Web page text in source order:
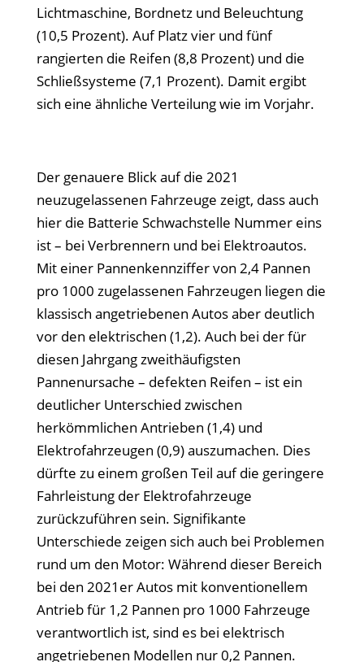
Lichtmaschine, Bordnetz und Beleuchtung
(10,5 Prozent). Auf Platz vier und fünf
rangierten die Reifen (8,8 Prozent) und die
Schließsysteme (7,1 Prozent). Damit ergibt
sich eine ähnliche Verteilung wie im Vorjahr.
Der genauere Blick auf die 2021
neuzugelassenen Fahrzeuge zeigt, dass auch
hier die Batterie Schwachstelle Nummer eins
ist – bei Verbrennern und bei Elektroautos.
Mit einer Pannenkennziffer von 2,4 Pannen
pro 1000 zugelassenen Fahrzeugen liegen die
klassisch angetriebenen Autos aber deutlich
vor den elektrischen (1,2). Auch bei der für
diesen Jahrgang zweithäufigsten
Pannenursache – defekten Reifen – ist ein
deutlicher Unterschied zwischen
herkömmlichen Antrieben (1,4) und
Elektrofahrzeugen (0,9) auszumachen. Dies
dürfte zu einem großen Teil auf die geringere
Fahrleistung der Elektrofahrzeuge
zurückzuführen sein. Signifikante
Unterschiede zeigen sich auch bei Problemen
rund um den Motor: Während dieser Bereich
bei den 2021er Autos mit konventionellem
Antrieb für 1,2 Pannen pro 1000 Fahrzeuge
verantwortlich ist, sind es bei elektrisch
angetriebenen Modellen nur 0,2 Pannen.